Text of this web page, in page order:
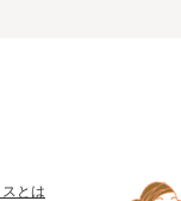
とは